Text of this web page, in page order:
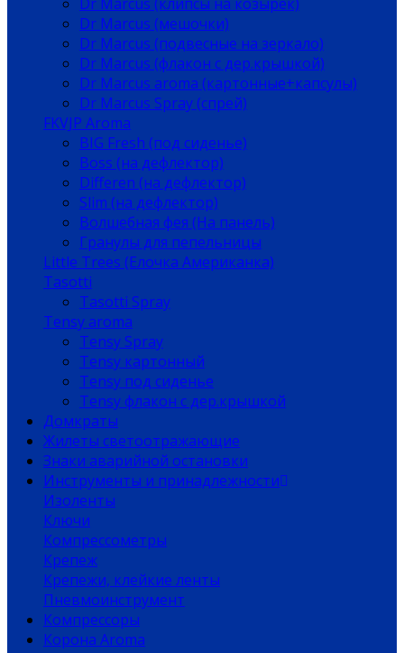
Dr Marcus (мешочки)
Dr Marcus (подвесные на зеркало)
Dr Marcus (флакон с дер.крышкой)
Dr Marcus aroma (картонные+капсулы)
Dr Marcus Spray (спрей)
FKVJP Aroma
BIG Fresh (под сиденье)
Boss (на дефлектор)
Differen (на дефлектор)
Slim (на дефлектор)
Волшебная фея (На панель)
Гранулы для пепельницы
Little Trees (Елочка Американка)
Tasotti
Tasotti Spray
Tensy aroma
Tensy Spray
Tensy картонный
Tensy под сиденье
Tensy флакон с дер.крышкой
Домкраты
Жилеты светоотражающие
Знаки аварийной остановки
Инструменты и принадлежности
Изоленты
Ключи
Компрессометры
Крепеж
Крепежи, клейкие ленты
Пневмоинструмент
Компрессоры
Корона Aroma